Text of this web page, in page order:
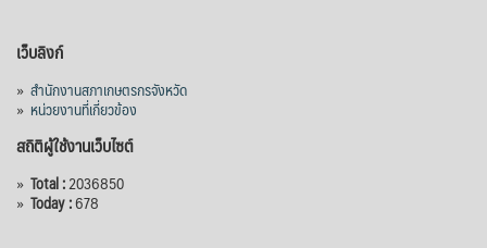
เว็บลิงก์
» สำนักงานสภาเกษตรกรจังหวัด
» หน่วยงานที่เกี่ยวข้อง
สถิติผู้ใช้งานเว็บไซต์
» Total :2036850
» Today :678